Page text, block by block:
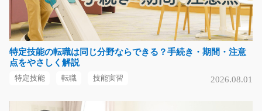
アルミ製の部品の加工と補助作業/y03_01318
急募
空調器具に使われるアルミ部品を機械を使って加工する
長期（3ヶ月以上）
特定技能の転職は同じ分野ならできる？手続き・期間・注意
点をやさしく解説
特定技能 転職 技能実習 2026.08.01